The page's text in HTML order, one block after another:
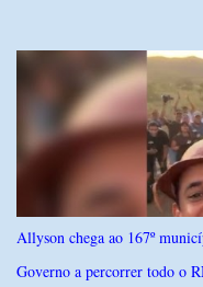
da segurança pública
criminosas nos
do Norte com os estados
com concentração e
município de Baraúna, no
efetivos da Polícia Militar
do Rio Grande do Norte e
atuação integrada entre as
combate à criminalidade
Allyson chega ao 167º
Governo a percorrer todo o